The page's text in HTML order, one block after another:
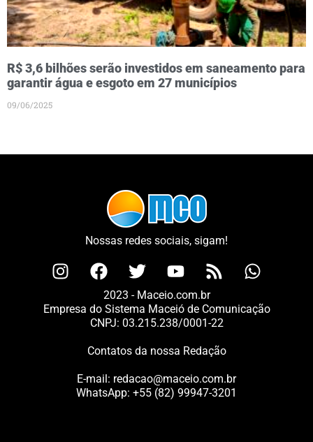
R$ 3,6 bilhões serão investidos em saneamento para
garantir água e esgoto em 27 municípios
09/06/2025
Nossas redes sociais, sigam!
2023 - Maceio.com.br
Empresa do Sistema Maceió de Comunicação
CNPJ: 03.215.238/0001-22
Contatos da nossa Redação
E-mail: redacao@maceio.com.br
WhatsApp: +55 (82) 99947-3201